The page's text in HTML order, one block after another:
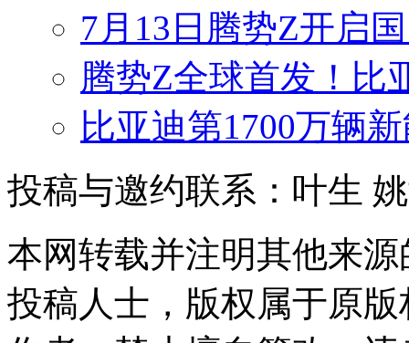
7月13日腾势Z开启
腾势Z全球首发！比
比亚迪第1700万辆
投稿与邀约联系：叶生
本网转载并注明其他来
投稿人士，版权属于原